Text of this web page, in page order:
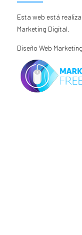
Esta web está
Marketing Digital.
Diseño Web